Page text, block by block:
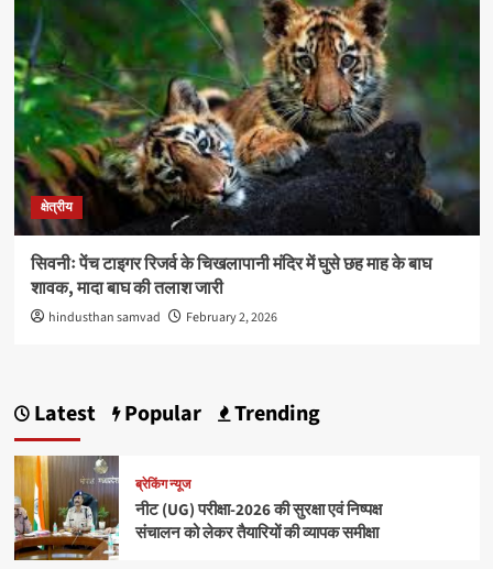
क्षेत्रीय
सिवनीः पेंच टाइगर रिजर्व के चिखलापानी मंदिर में घुसे छह माह के बाघ
शावक, मादा बाघ की तलाश जारी
hindusthan samvad February 2, 2026
Latest Popular Trending
ब्रेकिंग न्यूज
नीट (UG) परीक्षा-2026 की सुरक्षा एवं निष्पक्ष
संचालन को लेकर तैयारियों की व्यापक समीक्षा